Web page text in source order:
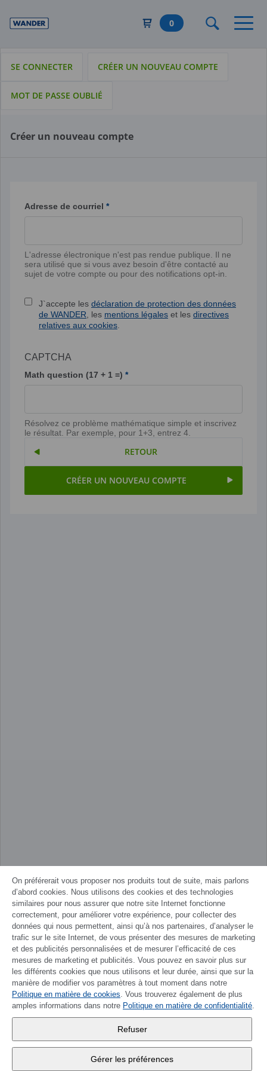
au
0
SE CONNECTER CRÉER UN NOUVEAU COMPTE
MOT DE PASSE OUBLIÉ
Créer un nouveau compte
Adresse de courriel
L'adresse électronique n'est pas rendue publique. Il ne
sera utilisé que si vous avez besoin d'être contacté au
sujet de votre compte ou pour des notifications opt-in.
J`accepte les déclaration de protection des données
de WANDER , les mentions légales et les directives
relatives aux cookies
CAPTCHA
Math question (17 + 1 =)
Résolvez ce problème mathématique simple et inscrivez
le résultat. Par exemple, pour 1+3, entrez 4.
RETOUR
CRÉER UN NOUVEAU COMPTE
DEUTSCH
Fabrikstrasse 10, 3176 Neuenegg
On préférerait vous proposer nos produits tout de suite, mais parlons
d’abord cookies. Nous utilisons des cookies et des technologies
similaires pour nous assurer que notre site Internet fonctionne
correctement, pour améliorer votre expérience, pour collecter des
données qui nous permettent, ainsi qu’à nos partenaires, d’analyser le
trafic sur le site Internet, de vous présenter des mesures de marketing
et des publicités personnalisées et de mesurer l’efficacité de ces
mesures de marketing et publicités. Vous pouvez en savoir plus sur
les différents cookies que nous utilisons et leur durée, ainsi que sur la
manière de modifier vos paramètres à tout moment dans notre
Politique en matière de cookies. Vous trouverez également de plus
amples informations dans notre Politique en matière de confidentialité.
Refuser
Gérer les préférences